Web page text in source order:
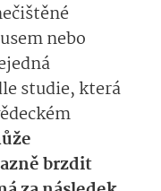
nebo
studie, která
brzdit